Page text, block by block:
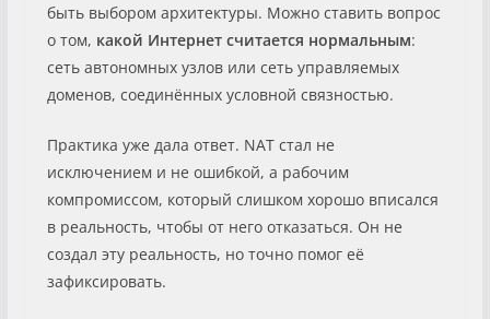
быть выбором архитектуры. Можно ставить вопрос
о том, какой Интернет считается нормальным:
сеть автономных узлов или сеть управляемых
доменов, соединённых условной связностью.
Практика уже дала ответ. NAT стал не
исключением и не ошибкой, а рабочим
компромиссом, который слишком хорошо вписался
в реальность, чтобы от него отказаться. Он не
создал эту реальность, но точно помог её
зафиксировать.